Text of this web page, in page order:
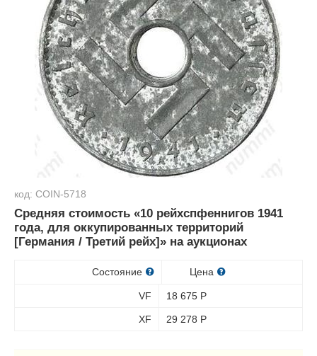
код: COIN-5718
Средняя стоимость «10 рейхспфеннигов 1941
года, для оккупированных территорий
[Германия / Третий рейх]» на аукционах
Состояние Цена
VF 18 675 Р
XF 29 278 Р